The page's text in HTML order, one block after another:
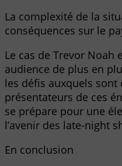
La complexité de la
conséquences sur le
Le cas de Trevor Noah
audience de plus en
les défis auxquels sont
présentateurs de ces
se prépare pour une
l’avenir des late-night
En conclusion